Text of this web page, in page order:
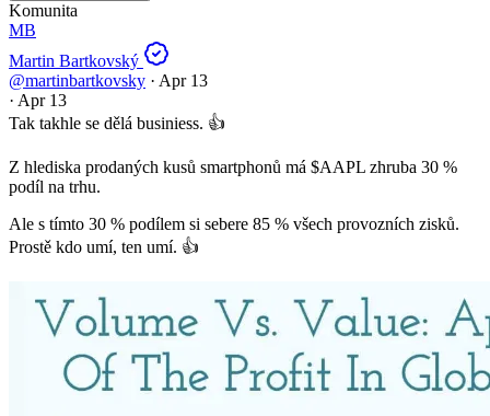
Komunita
MB
Martin Bartkovský
@martinbartkovsky · Apr 13
· Apr 13
Tak takhle se dělá businiess. 👍
Z hlediska prodaných kusů smartphonů má $AAPL zhruba 30 %
podíl na trhu.
Ale s tímto 30 % podílem si sebere 85 % všech provozních zisků.
Prostě kdo umí, ten umí. 👍